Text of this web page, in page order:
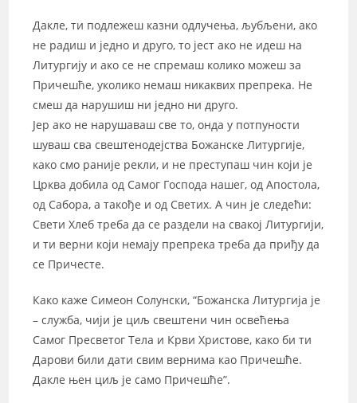
Дакле, ти подлежеш казни одлучења, љубљени, ако
не радиш и једно и друго, то јест ако не идеш на
Литургију и ако се не спремаш колико можеш за
Причешће, уколико немаш никаквих препрека. Не
смеш да нарушиш ни једно ни друго.
Јер ако не нарушаваш све то, онда у потпуности
шуваш сва свештенодејства Божанске Литургије,
како смо раније рекли, и не преступаш чин који је
Црква добила од Самог Господа нашег, од Апостола,
од Сабора, а такође и од Светих. А чин је следећи:
Свети Хлеб треба да се раздели на свакој Литургији,
и ти верни који немају препрека треба да приђу да
се Причесте.
Како каже Симеон Солунски, “Божанска Литургија је
– служба, чији је циљ свештени чин освећења
Самог Пресветог Тела и Крви Христове, како би ти
Дарови били дати свим вернима као Причешће.
Дакле њен циљ је само Причешће”.